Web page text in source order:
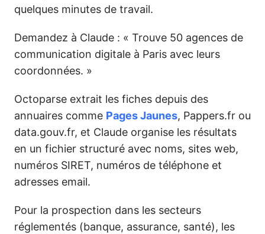
quelques minutes de travail.
Demandez à Claude : « Trouve 50 agences de
communication digitale à Paris avec leurs
coordonnées. »
Octoparse extrait les fiches depuis des
annuaires comme Pages Jaunes, Pappers.fr ou
data.gouv.fr, et Claude organise les résultats
en un fichier structuré avec noms, sites web,
numéros SIRET, numéros de téléphone et
adresses email.
Pour la prospection dans les secteurs
réglementés (banque, assurance, santé), les